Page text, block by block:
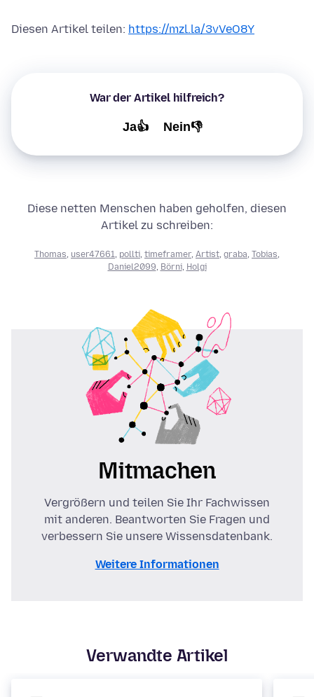
Diesen Artikel teilen: https://mzl.la/3vVeO8Y
War der Artikel hilfreich?
Ja👍 Nein👎
Diese netten Menschen haben geholfen, diesen
Artikel zu schreiben:
Thomas user47661 pollti timeframer, Artist graba Tobias
Daniel2099 Börni, Holgi
Mitmachen
Vergrößern und teilen Sie Ihr Fachwissen
mit anderen. Beantworten Sie Fragen und
verbessern Sie unsere Wissensdatenbank.
Weitere Informationen
Verwandte Artikel